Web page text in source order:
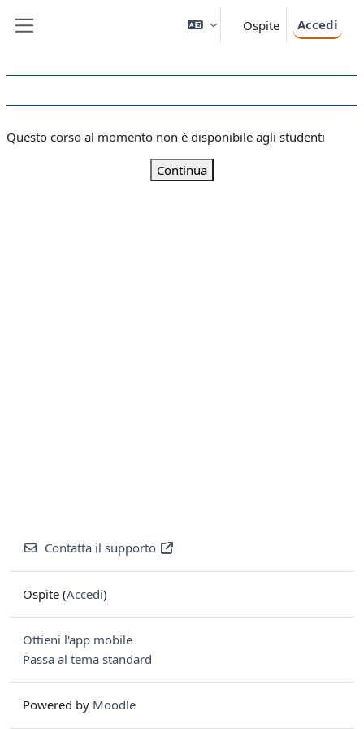
Ospite Accedi
Questo corso al momento non è disponibile agli studenti
Continua
Contatta il supporto
Ospite (Accedi)
Ottieni l'app mobile
Passa al tema standard
Powered by Moodle